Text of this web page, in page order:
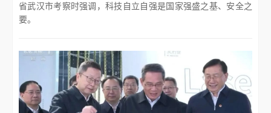
省武汉市考察时强调，科技自立自强是国家强盛之基、安全之
要。